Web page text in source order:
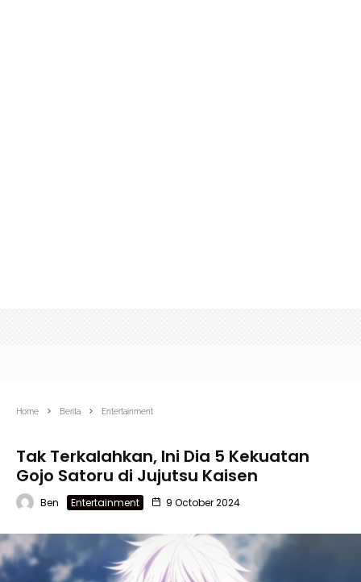
Home Berita Entertainment
Tak Terkalahkan, Ini Dia 5 Kekuatan
Gojo Satoru di Jujutsu Kaisen
Ben Entertainment 9 October 2024